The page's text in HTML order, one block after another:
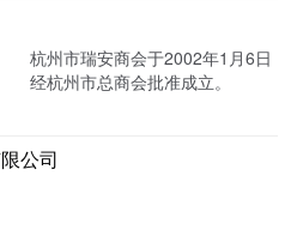
销，通过自媒体、广告平台、SE
M、EDM等讲生意表达或产品服
实现从引导到成交的营销、获
杭州市瑞安商会于2002年1月6日
经杭州市总商会批准成立。
公司